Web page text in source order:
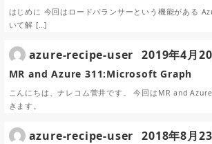
はじめに 今回はロードバランサーという機能がある
いて解 […]
MR and Azure 311:Microsoft Graph
こんにちは、ナレコム菅井です。 今回はMR and
きます。
azure-recipe-user 2019年4月
azure-recipe-user 2018年8月